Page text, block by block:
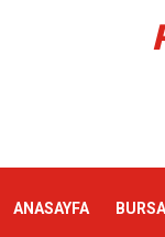
ANASAYFA BURSA